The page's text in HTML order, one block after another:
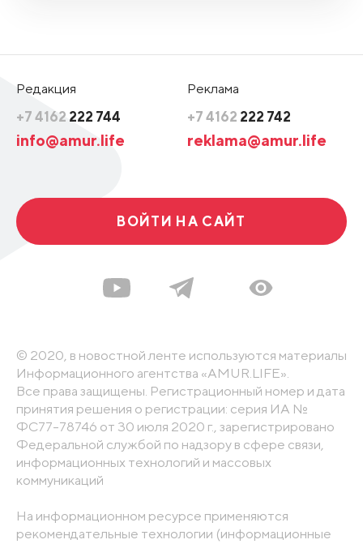
Редакция
+7 4162 222 744
info@amur.life
Реклама
+7 4162 222 742
reklama@amur.life
ВОЙТИ НА САЙТ
© 2020, в новостной ленте используются материалы
Информационного агентства «AMUR.LIFE».
Все права защищены. Регистрационный номер и дата
принятия решения о регистрации: серия ИА №
ФС77-78746 от 30 июля 2020 г., зарегистрировано
Федеральной службой по надзору в сфере связи,
информационных технологий и массовых
коммуникаций
На информационном ресурсе применяются
рекомендательные технологии (информационные